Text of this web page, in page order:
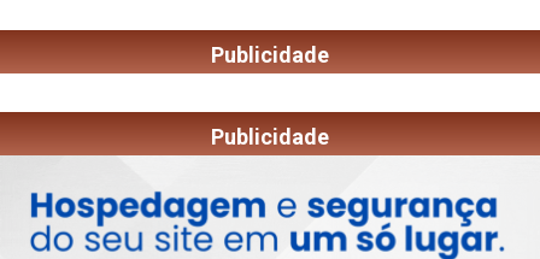
Publicidade
Publicidade